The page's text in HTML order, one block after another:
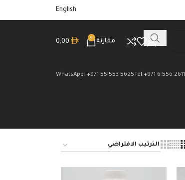
English
مقارنة
0
0,00
Tel:+971 6 556 2611
WhatsApp: +971 55 553 5625